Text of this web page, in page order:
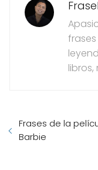
libros,
Frases de la
Barbie